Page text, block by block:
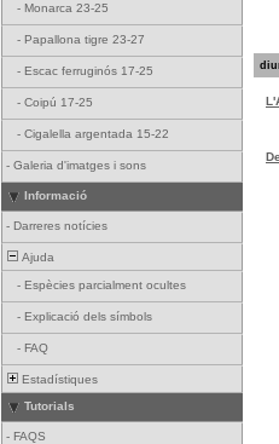
- Monarca 23-25
- Papallona tigre 23-27
- Escac ferruginós 17-25
- Coipú 17-25
- Cigalella argentada 15-22
- Galeria d'imatges i sons
Informació
- Darreres notícies
Ajuda
- Espècies parcialment ocultes
- Explicació dels símbols
- FAQ
Estadístiques
Tutorials
- FAQS